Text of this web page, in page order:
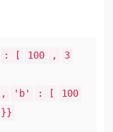
: [ 100 ,
3
, 'b' : [
100
}}